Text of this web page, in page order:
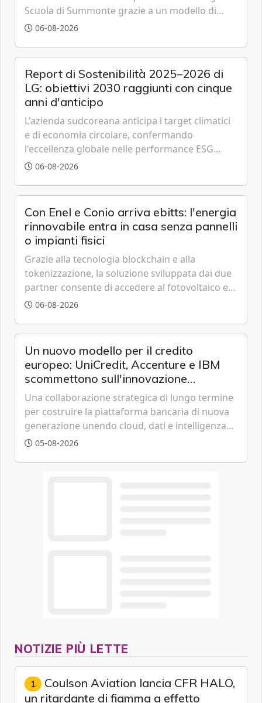
Scuola di Summonte grazie a un modello di
partenariato pubblico-privato e a una rete di
06-08-2026
Report di Sostenibilità 2025–2026 di
LG: obiettivi 2030 raggiunti con cinque
anni d'anticipo
L'azienda sudcoreana anticipa i target climatici
e di economia circolare, confermando
l'eccellenza globale nelle performance ESG
grazie a innovazione, accessibilità e governance
06-08-2026
Con Enel e Conio arriva ebitts: l'energia
rinnovabile entra in casa senza pannelli
o impianti fisici
Grazie alla tecnologia blockchain e alla
tokenizzazione, la soluzione sviluppata dai due
partner consente di accedere al fotovoltaico e
all'eolico ottenendo risparmi diretti in bolletta,
06-08-2026
Un nuovo modello per il credito
europeo: UniCredit, Accenture e IBM
scommettono sull'innovazione
tecnologica
Una collaborazione strategica di lungo termine
per costruire la piattaforma bancaria di nuova
generazione unendo cloud, dati e intelligenza
artificiale.
05-08-2026
NOTIZIE PIÙ LETTE
1 Coulson Aviation lancia CFR HALO,
un ritardante di fiamma a effetto